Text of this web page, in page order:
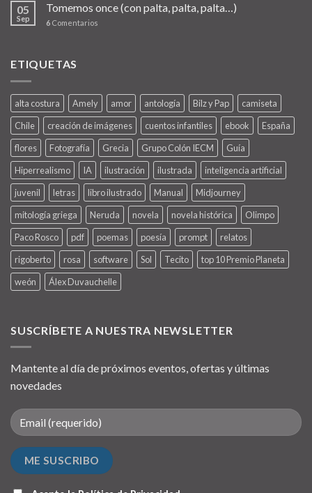
05
Sep
Tomemos once (con palta, palta, palta…)
6 Comentarios
ETIQUETAS
alta costura Amely amor antología Bilz y Pap
camiseta
Chile
creación de imágenes cuentos infantiles ebook
España
flores
Fotografía Grecia Grupo Colón IECM
Guía
Hiperrealismo
IA ilustración ilustrada
inteligencia artificial
juvenil
letras libro ilustrado Manual
Midjourney
mitología griega
Neruda novela novela histórica
Olimpo
Paco Rosco
pdf poemas poesía prompt
relatos
rigoberto
rosa software Sol Tecito
top 10 Premio Planeta
weón
Álex Duvauchelle
SUSCRÍBETE A NUESTRA NEWSLETTER
Mantente al día de próximos eventos, ofertas y últimas
novedades